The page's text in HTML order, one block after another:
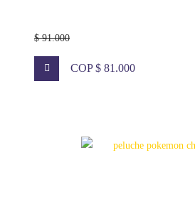
$ 91.000
COP $ 81.000